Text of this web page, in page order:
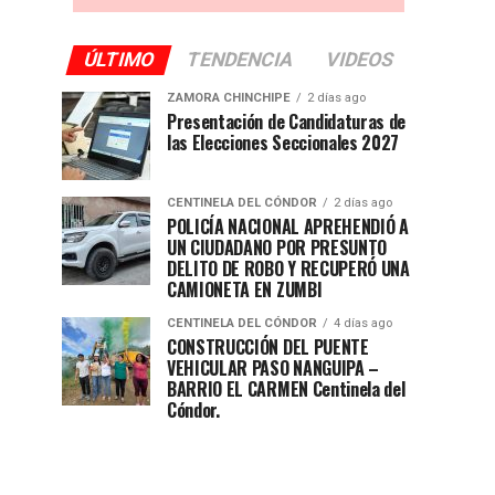
ÚLTIMO TENDENCIA VIDEOS
ZAMORA CHINCHIPE 2 días ago
Presentación de Candidaturas de
las Elecciones Seccionales 2027
CENTINELA DEL CÓNDOR 2 días ago
POLICÍA NACIONAL APREHENDIÓ A
UN CIUDADANO POR PRESUNTO
DELITO DE ROBO Y RECUPERÓ UNA
CAMIONETA EN ZUMBI
CENTINELA DEL CÓNDOR 4 días ago
CONSTRUCCIÓN DEL PUENTE
VEHICULAR PASO NANGUIPA –
BARRIO EL CARMEN Centinela del
Cóndor.